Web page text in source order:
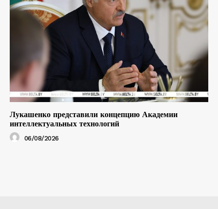
Лукашенко представили концепцию Академии
интеллектуальных технологий
06/08/2026